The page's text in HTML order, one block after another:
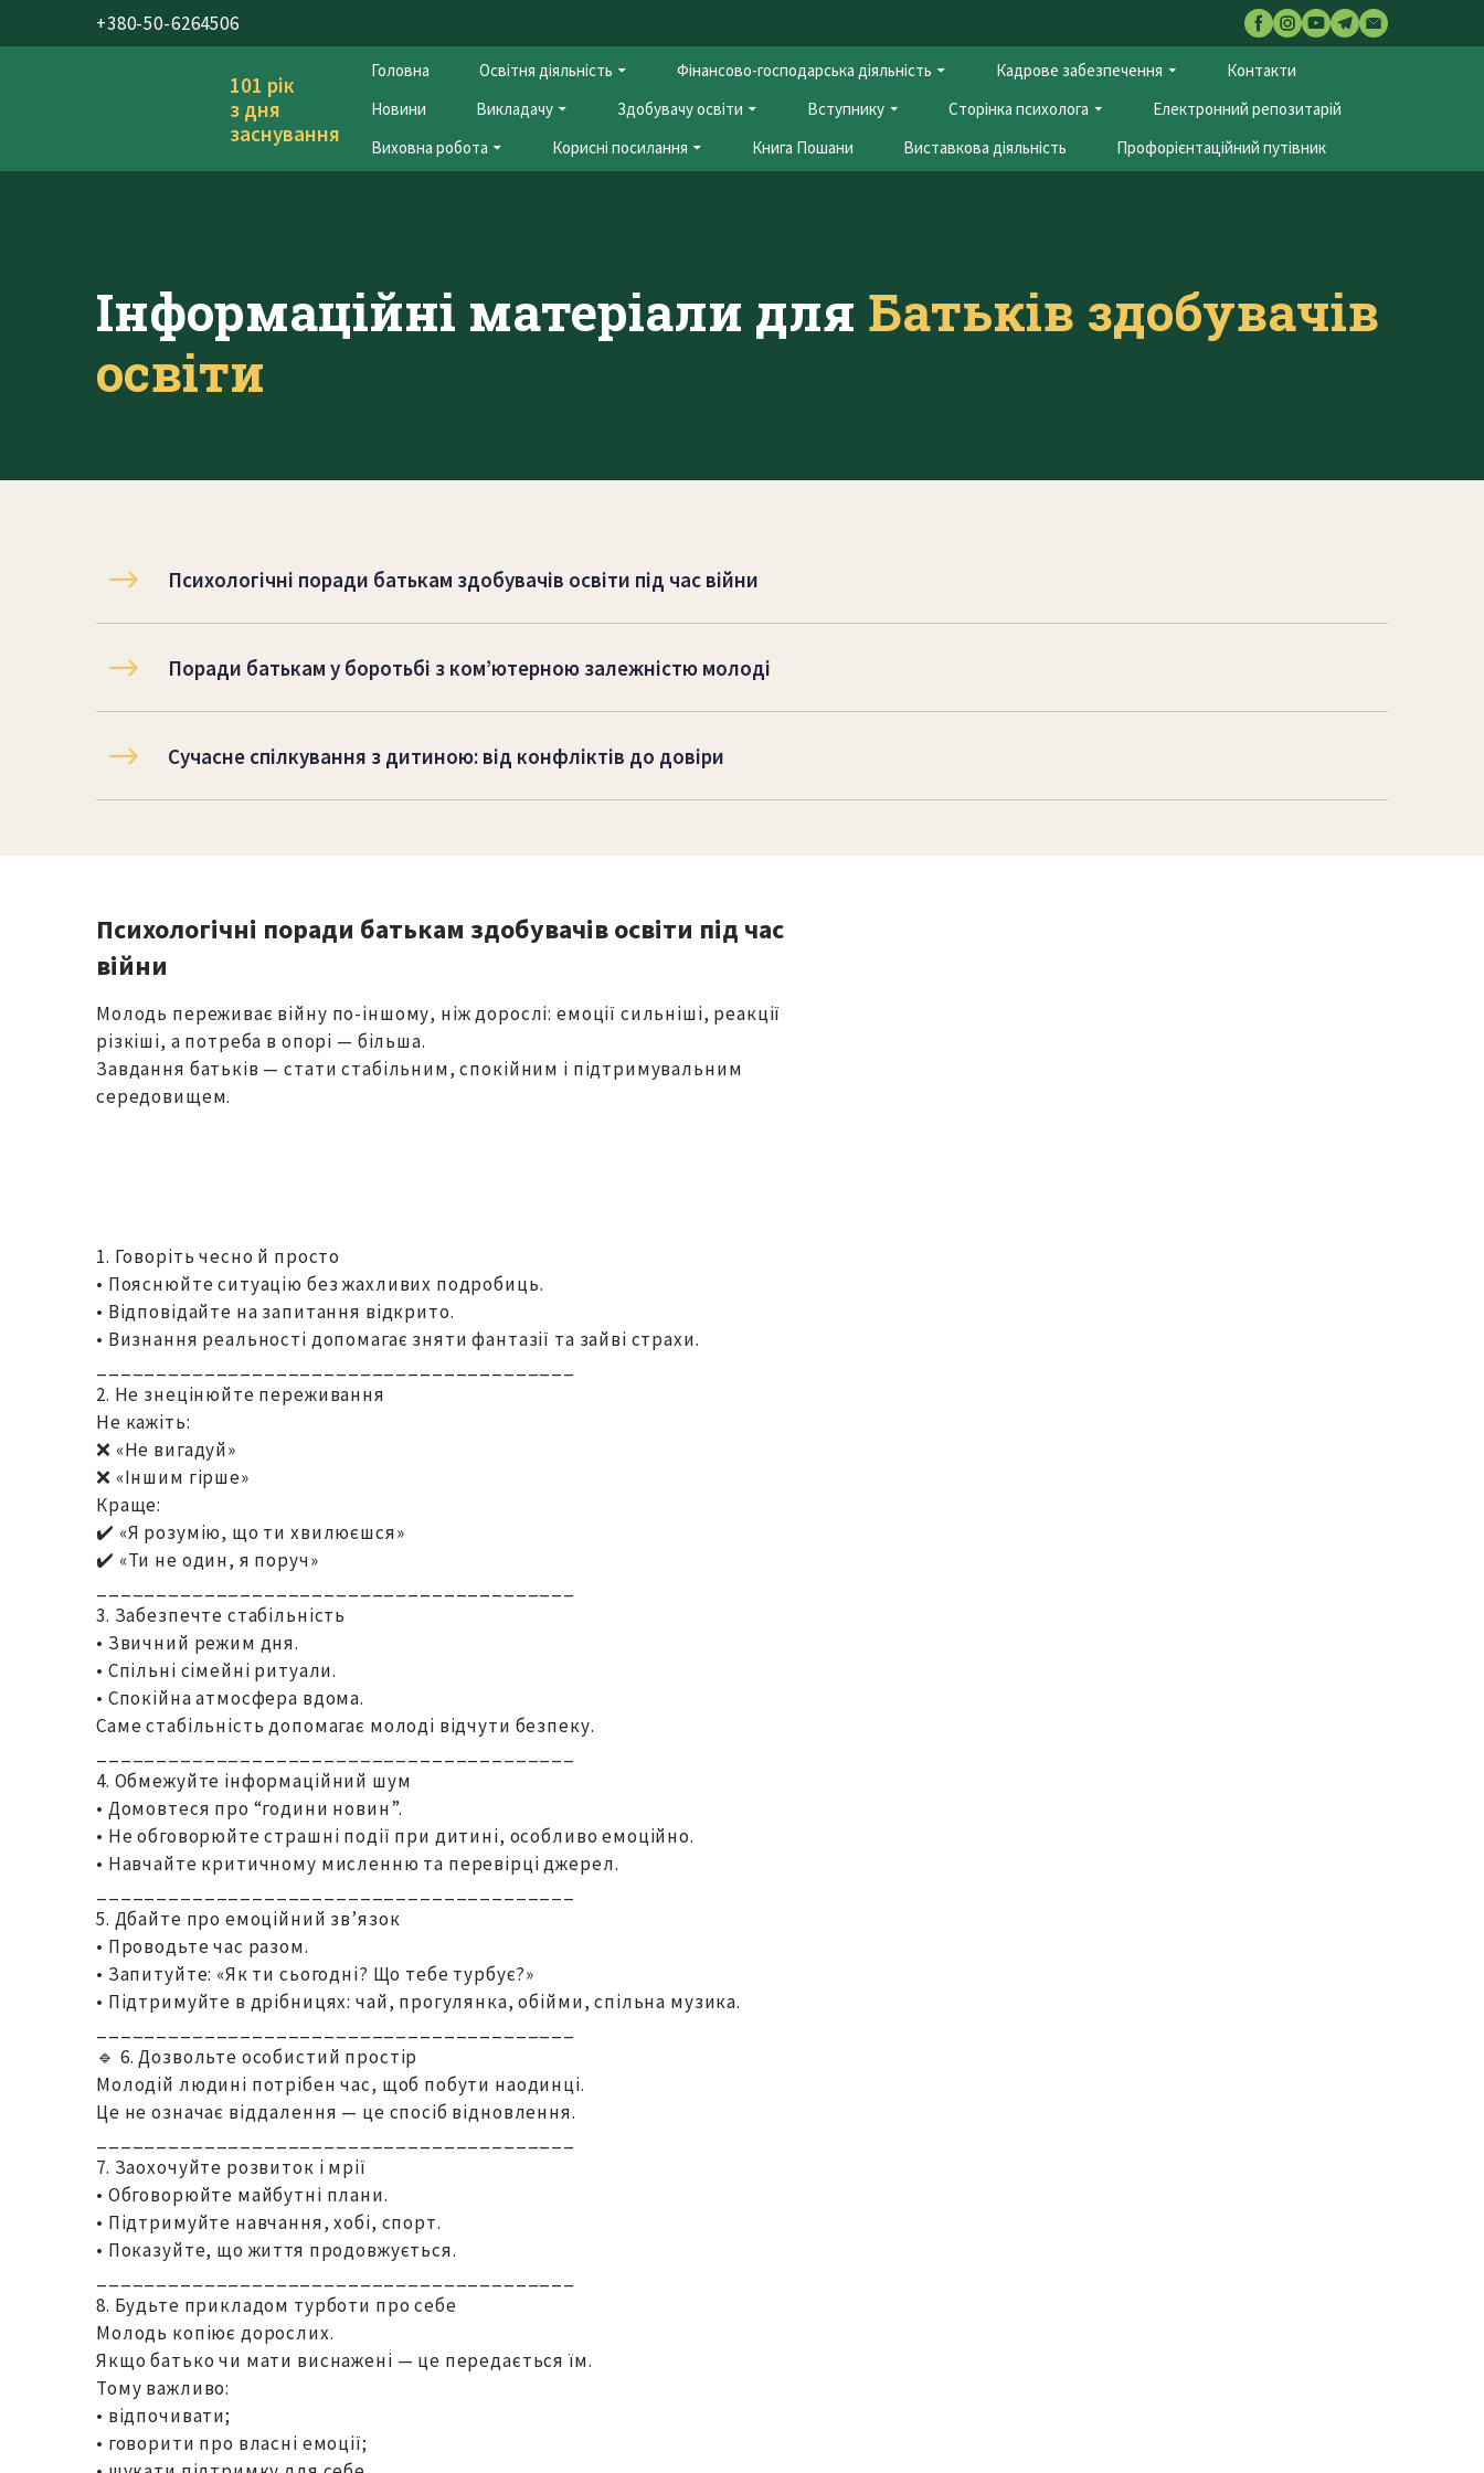
+380-50-6264506
101 рік
з дня
заснування
Головна Освітня діяльність Фінансово-господарська діяльність Кадрове забезпечення
Контакти
Новини
Викладачу Здобувачу освіти Вступнику Сторінка психолога
Електронний репозитарій
Виховна робота
Корисні посилання Книга Пошани Виставкова діяльність Профорієнтаційний путівник
Інформаційні матеріали для Батьків здобувачів
освіти
Психологічні поради батькам здобувачів освіти під час війни
Поради батькам у боротьбі з ком’ютерною залежністю молоді
Сучасне спілкування з дитиною: від конфліктів до довіри
Психологічні поради батькам здобувачів освіти під час
війни
Молодь переживає війну по-іншому, ніж дорослі: емоції сильніші, реакції
різкіші, а потреба в опорі — більша.
Завдання батьків — стати стабільним, спокійним і підтримувальним
середовищем.
1. Говоріть чесно й просто
• Пояснюйте ситуацію без жахливих подробиць.
• Відповідайте на запитання відкрито.
• Визнання реальності допомагає зняти фантазії та зайві страхи.
2. Не знецінюйте переживання
Не кажіть:
❌ «Не вигадуй»
❌ «Іншим гірше»
Краще:
✔️ «Я розумію, що ти хвилюєшся»
✔️ «Ти не один, я поруч»
3. Забезпечте стабільність
• Звичний режим дня.
• Спільні сімейні ритуали.
• Спокійна атмосфера вдома.
Саме стабільність допомагає молоді відчути безпеку.
4. Обмежуйте інформаційний шум
• Домовтеся про “години новин”.
• Не обговорюйте страшні події при дитині, особливо емоційно.
• Навчайте критичному мисленню та перевірці джерел.
5. Дбайте про емоційний зв’язок
• Проводьте час разом.
• Запитуйте: «Як ти сьогодні? Що тебе турбує?»
• Підтримуйте в дрібницях: чай, прогулянка, обійми, спільна музика.
🔹 6. Дозвольте особистий простір
Молодій людині потрібен час, щоб побути наодинці.
Це не означає віддалення — це спосіб відновлення.
7. Заохочуйте розвиток і мрії
• Обговорюйте майбутні плани.
• Підтримуйте навчання, хобі, спорт.
• Показуйте, що життя продовжується.
8. Будьте прикладом турботи про себе
Молодь копіює дорослих.
Якщо батько чи мати виснажені — це передається їм.
Тому важливо:
• відпочивати;
• говорити про власні емоції;